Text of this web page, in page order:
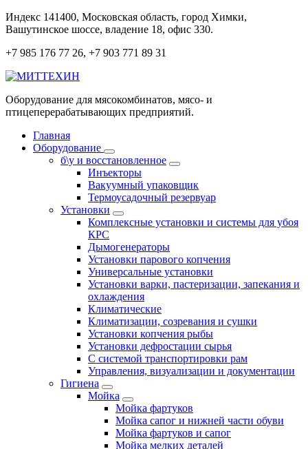
Перейти
к
Индекс 141400, Московская область, город Химки,
Вашутинское шоссе, владение 18, офис 330.
+7 985 176 77 26, +7 903 771 89 31
Оборудование для мясокомбинатов, мясо- и
птицеперерабатывающих предприятий.
Главная
Оборудование
б\у и восстановленное
Инъекторы
Вакуумный упаковщик
Термоусадочный резервуар
Установки
Комплексные установки и системы для убоя
КРС
Дымогенераторы
Установки парового копчения
Универсальные установки
Установки варки, пастеризации, запекания и
охлаждения
Климатические
Климатизации, созревания и сушки
Установки копчения рыбы
Установки дефростации сырья
С системой транспортировки рам
Управления, визуализации и документации
Гигиена
Мойка
Мойка фартуков
Мойка сапог и нижней части обуви
Мойка фартуков и сапог
Мойка мелких деталей